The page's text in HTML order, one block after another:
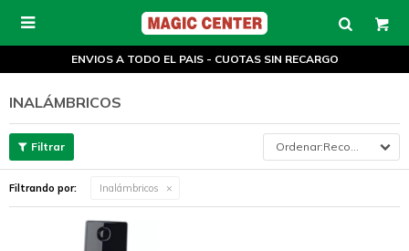

ENVIOS A TODO EL PAIS - CUOTAS SIN RECARGO
INALÁMBRICOS
Recomendados
Filtrando por: Inalámbricos